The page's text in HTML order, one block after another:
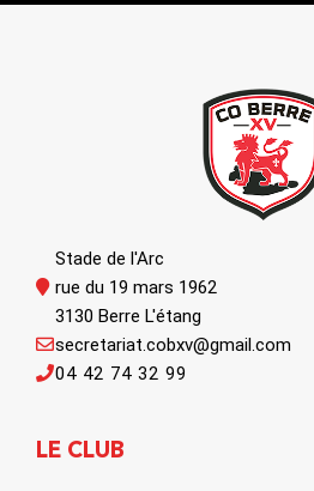
Stade de l'Arc
rue du 19 mars 1962
3130 Berre L'étang
04 42 74 32 99
secretariat.cobxv@gmail.com
LE CLUB